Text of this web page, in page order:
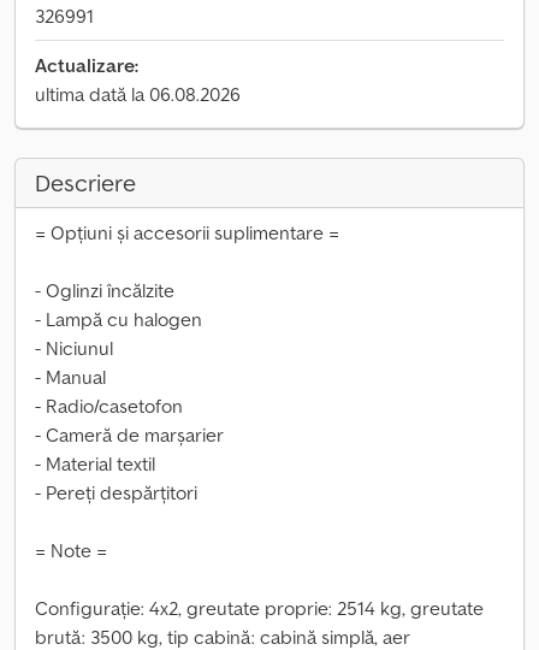
326991
Actualizare:
ultima dată la 06.08.2026
Descriere
= Opțiuni și accesorii suplimentare =
- Oglinzi încălzite
- Lampă cu halogen
- Niciunul
- Manual
- Radio/casetofon
- Cameră de marșarier
- Material textil
- Pereți despărțitori
= Note =
Configurație: 4x2, greutate proprie: 2514 kg, greutate
brută: 3500 kg, tip cabină: cabină simplă, aer